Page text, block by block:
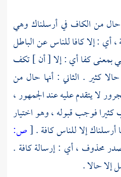
حال من الكاف في أرسلناك وهي
، أي : إلا كافا للناس عن الباطل
كفا أي : إلا [ أن ] تكف
كثير . الثاني : أنها حال من
لا يتقدم عليه عند الجمهور ،
فوجب قبوله ، وهو اختيار
إلا للناس كافة .[ص:
محذوف ، أي : إرسالة كافة .
إلا حالا .